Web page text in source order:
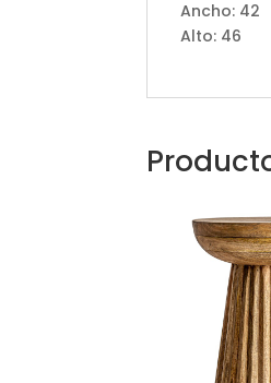
Ancho: 42
Alto: 46